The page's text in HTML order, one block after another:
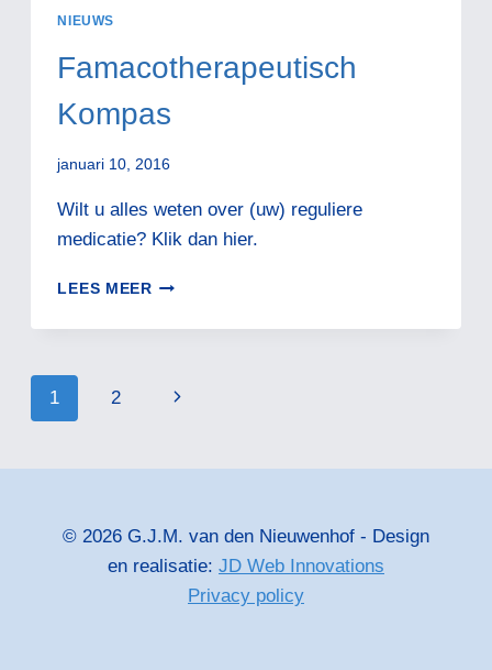
LEES
ZELF!
NIEUWS
Famacotherapeutisch
Kompas
januari 10, 2016
Wilt u alles weten over (uw) reguliere
medicatie? Klik dan hier.
LEES MEERFAMACOTHERAPEUTISCH
Paginanavigatie
1 2
Volgende
© 2026 G.J.M. van den Nieuwenhof - Design
en realisatie: JD Web Innovations
Privacy policy